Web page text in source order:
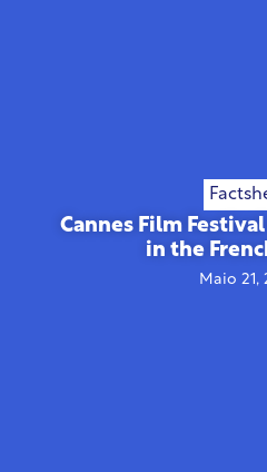
Cannes Film
in the
Maio 21,